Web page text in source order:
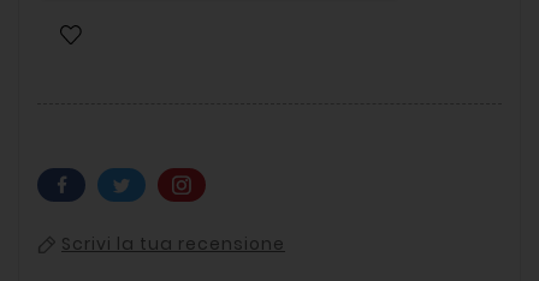
Scrivi la tua recensione